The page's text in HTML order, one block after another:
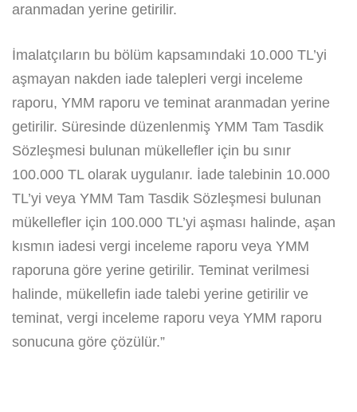
aranmadan yerine getirilir.
İmalatçıların bu bölüm kapsamındaki 10.000 TL’yi
aşmayan nakden iade talepleri vergi inceleme
raporu, YMM raporu ve teminat aranmadan yerine
getirilir. Süresinde düzenlenmiş YMM Tam Tasdik
Sözleşmesi bulunan mükellefler için bu sınır
100.000 TL olarak uygulanır. İade talebinin 10.000
TL’yi veya YMM Tam Tasdik Sözleşmesi bulunan
mükellefler için 100.000 TL’yi aşması halinde, aşan
kısmın iadesi vergi inceleme raporu veya YMM
raporuna göre yerine getirilir. Teminat verilmesi
halinde, mükellefin iade talebi yerine getirilir ve
teminat, vergi inceleme raporu veya YMM raporu
sonucuna göre çözülür.”